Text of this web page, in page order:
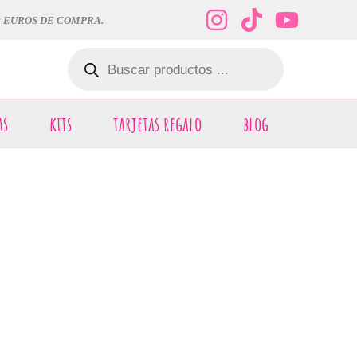
DE COMPRA.
productos
kits tarjetas regalo blog